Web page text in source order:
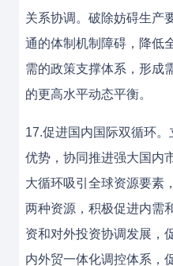
关系协调。破除妨碍生产
通的体制机制障碍，降低
需的政策支撑体系，形成
的更高水平动态平衡。
17.促进国内国际双循环
优势，协同推进强大国内
大循环吸引全球资源要素
两种资源，积极促进内需
资和对外投资协调发展，
内外贸一体化调控体系，